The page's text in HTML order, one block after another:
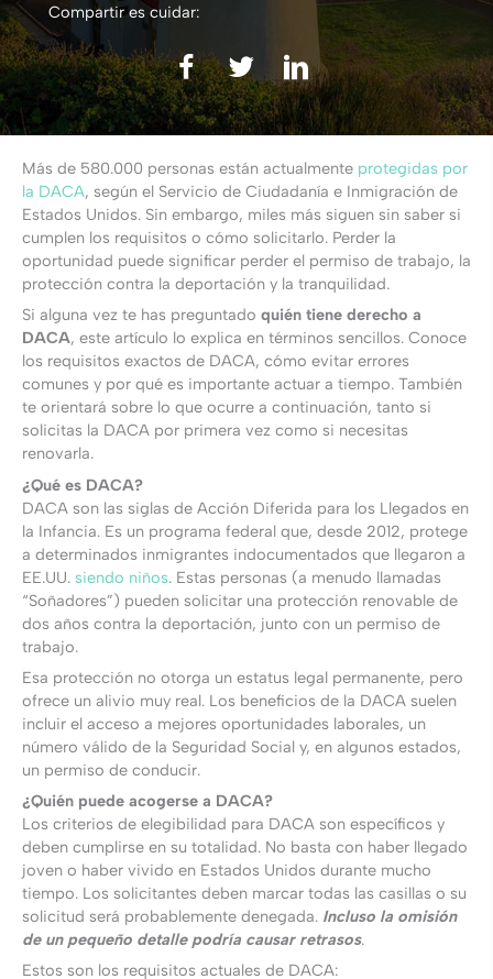
Compartir es cuidar:
Más de 580.000 personas están actualmente protegidas por
la DACA, según el Servicio de Ciudadanía e Inmigración de
Estados Unidos. Sin embargo, miles más siguen sin saber si
cumplen los requisitos o cómo solicitarlo. Perder la
oportunidad puede significar perder el permiso de trabajo, la
protección contra la deportación y la tranquilidad.
Si alguna vez te has preguntado quién tiene derecho a
DACA, este artículo lo explica en términos sencillos. Conoce
los requisitos exactos de DACA, cómo evitar errores
comunes y por qué es importante actuar a tiempo. También
te orientará sobre lo que ocurre a continuación, tanto si
solicitas la DACA por primera vez como si necesitas
renovarla.
¿Qué es DACA?
DACA son las siglas de Acción Diferida para los Llegados en
la Infancia. Es un programa federal que, desde 2012, protege
a determinados inmigrantes indocumentados que llegaron a
EE.UU. siendo niños. Estas personas (a menudo llamadas
“Soñadores”) pueden solicitar una protección renovable de
dos años contra la deportación, junto con un permiso de
trabajo.
Esa protección no otorga un estatus legal permanente, pero
ofrece un alivio muy real. Los beneficios de la DACA suelen
incluir el acceso a mejores oportunidades laborales, un
número válido de la Seguridad Social y, en algunos estados,
un permiso de conducir.
¿Quién puede acogerse a DACA?
Los criterios de elegibilidad para DACA son específicos y
deben cumplirse en su totalidad. No basta con haber llegado
joven o haber vivido en Estados Unidos durante mucho
tiempo. Los solicitantes deben marcar todas las casillas o su
solicitud será probablemente denegada. Incluso la omisión
de un pequeño detalle podría causar retrasos.
Estos son los requisitos actuales de DACA: